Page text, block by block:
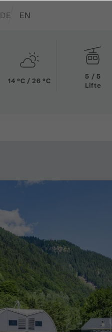
DE EN
14 °C / 26 °C
5 / 5
Lifte